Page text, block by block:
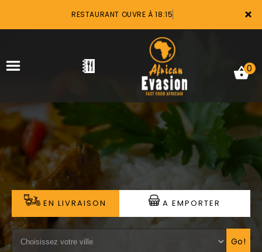
×
RESTAURANT OUVRE À 18:15
ACCUEIL
LA CARTE
VOTRE COMPTE
NOTRE RESTAURANT
VOS AVIS
0
EN LIVRAISON A EMPORTER
Go!